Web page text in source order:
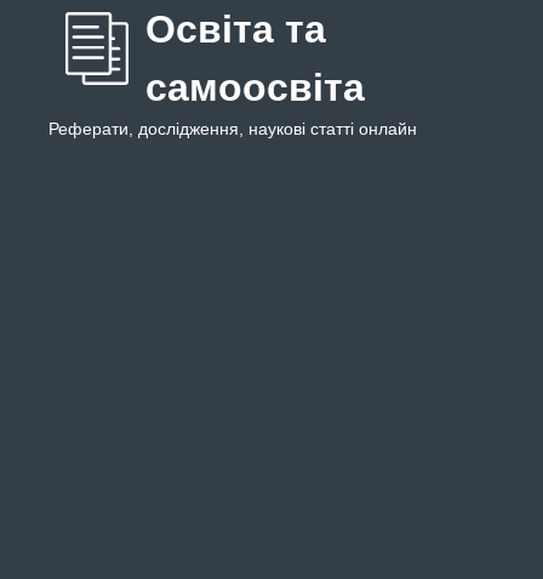
Освіта та
самоосвіта
Реферати, дослідження, наукові статті онлайн